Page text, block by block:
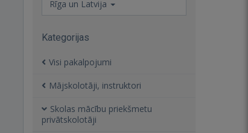
Rīga un Latvija
Kategorijas
Visi pakalpojumi
Mājskolotāji, instruktori
Skolas mācību priekšmetu
privātskolotāji